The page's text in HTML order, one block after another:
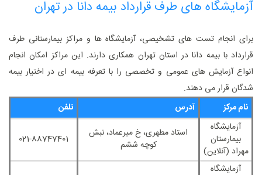
آزمایشگاه‌ های طرف قرارداد بیمه دانا در تهران
برای انجام تست های تشخیصی، آزمایشگاه‌ ها و مراکز بیمارستانی طرف
قرارداد با بیمه دانا در استان تهران همکاری دارند. این مراکز امکان انجام
انواع آزمایش ‌های عمومی و تخصصی را با تعرفه بیمه ‌ای در اختیار بیمه
‌شدگان قرار می‌ دهند.
نام مرکز
آدرس
تلفن
آزمایشگاه
بیمارستان
مهراد (آنلاین)
استاد مطهری، خ میرعماد، نبش
کوچه ششم
021-88747401
آزمایشگاه